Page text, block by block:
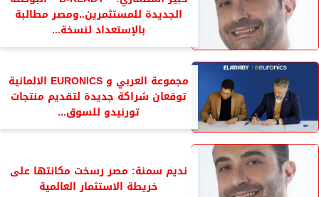
الجديدة للمستثمرين..ومصر مطالبة
بالإستعداد لنسخة...
مجموعة العربي و EURONICS الالمانية
توقعان شراكة جديدة لتقديم منتجات
تورنيدو للسوق...
نديم سمنة: مصر رسخت مكانتها على
خريطة الاستثمار العالمية